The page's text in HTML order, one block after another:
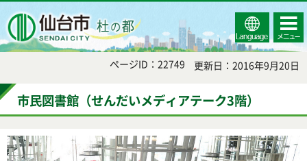
Select
Language
コンテ
ンツメ
ニュー
ページID：22749 更新日：2016年9月20日
市民図書館（せんだいメディアテーク3階）